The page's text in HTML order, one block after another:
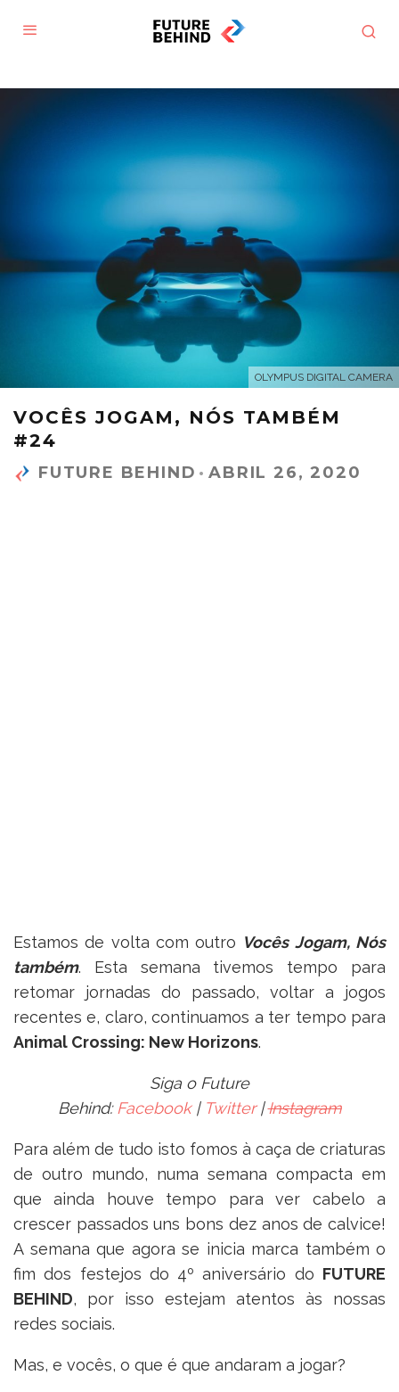
OLYMPUS DIGITAL CAMERA
VOCÊS JOGAM, NÓS TAMBÉM
#24
FUTURE BEHIND · ABRIL 26, 2020
Estamos de volta com outro Vocês Jogam, Nós
também. Esta semana tivemos tempo para
retomar jornadas do passado, voltar a jogos
recentes e, claro, continuamos a ter tempo para
Animal Crossing: New Horizons.
Siga o Future
Behind: Facebook| Twitter|Instagram
Para além de tudo isto fomos à caça de criaturas
de outro mundo, numa semana compacta em
que ainda houve tempo para ver cabelo a
crescer passados uns bons dez anos de calvice!
A semana que agora se inicia marca também o
fim dos festejos do 4º aniversário do FUTURE
BEHIND, por isso estejam atentos às nossas
redes sociais.
Mas, e vocês, o que é que andaram a jogar?